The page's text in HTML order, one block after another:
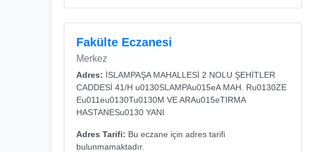
Fakülte Eczanesi
Merkez
Adres: İSLAMPAŞA MAHALLESİ 2 NOLU ŞEHİTLER
CADDESİ 41/H u0130SLAMPAu015eA MAH. Ru0130ZE
Eu011eu0130Tu0130M VE ARAu015eTIRMA
HASTANESu0130 YANI
Adres Tarifi: Bu eczane için adres tarifi
bulunmamaktadır.